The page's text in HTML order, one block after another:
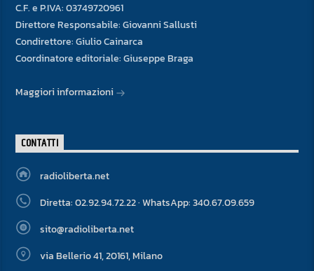
C.F. e P.IVA: 03749720961
Direttore Responsabile: Giovanni Sallusti
Condirettore: Giulio Cainarca
Coordinatore editoriale: Giuseppe Braga
Maggiori informazioni
CONTATTI
radioliberta.net
Diretta: 02.92.94.72.22 · WhatsApp: 340.67.09.659
sito@radioliberta.net
via Bellerio 41, 20161, Milano